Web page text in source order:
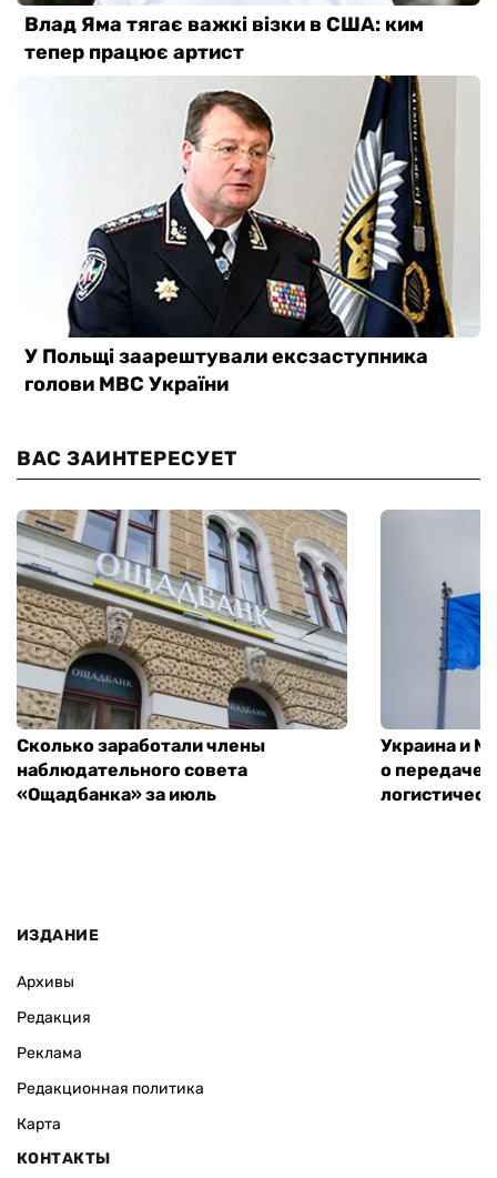
ВАС ЗАИНТЕРЕСУЕТ
Сколько заработали члены
наблюдательного совета
«Ощадбанка» за июль
Украина и
о передаче
ИЗДАНИЕ
Архивы
Редакция
Реклама
Редакционная политика
Карта
КОНТАКТЫ